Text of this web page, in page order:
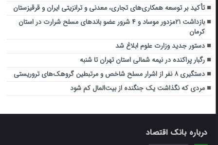
تأکید بر توسعه همکاری‌های تجاری، معدنی و ترانزیتی ایران و قرقیزستان
بازداشت ۲۱مزدور موساد و ۴ شرور عضو باندهای مسلح شرارت در استان
کرمان
دستور جدید وزارت علوم ابلاغ شد
رگبار پراکنده در نیمه شمالی استان تهران تا شنبه
دستگیری ۸ نفر از اشرار مسلح شاخص و مرتبطین گروهک‌های تروریستی
مردی که نگذاشت یک جنگنده از بیت‌المال کم شود
درباره بانک اقتصاد